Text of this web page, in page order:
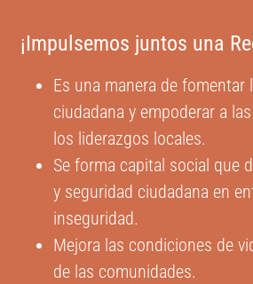
¡Impulsemos juntos una
Es una manera de fomentar
ciudadana y empoderar a
los liderazgos locales.
Se forma capital social que
y seguridad ciudadana en
inseguridad.
Mejora las condiciones de
de las comunidades.